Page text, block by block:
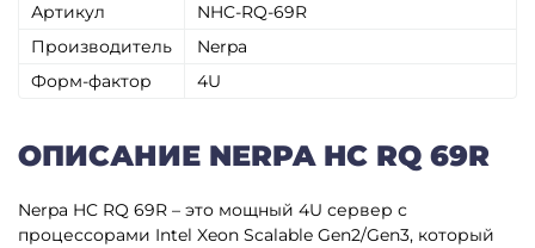
Артикул
NHC-RQ-69R
Производитель
Nerpa
Форм-фактор
4U
ОПИСАНИЕ NERPA HC RQ 69R
Nerpa HC RQ 69R – это мощный 4U сервер с
процессорами Intel Xeon Scalable Gen2/Gen3, который